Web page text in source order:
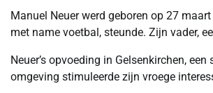
Manuel Neuer werd geboren op 27
met name voetbal, steunde. Zijn vader,
Neuer’s opvoeding in Gelsenkirchen,
omgeving stimuleerde zijn vroege